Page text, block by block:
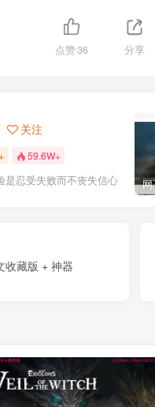
点赞36 分享
关注
59.6W+
是忍受失败而不丧失信心
收藏版 + 神器